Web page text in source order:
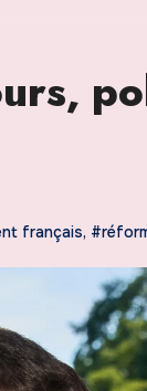
français,